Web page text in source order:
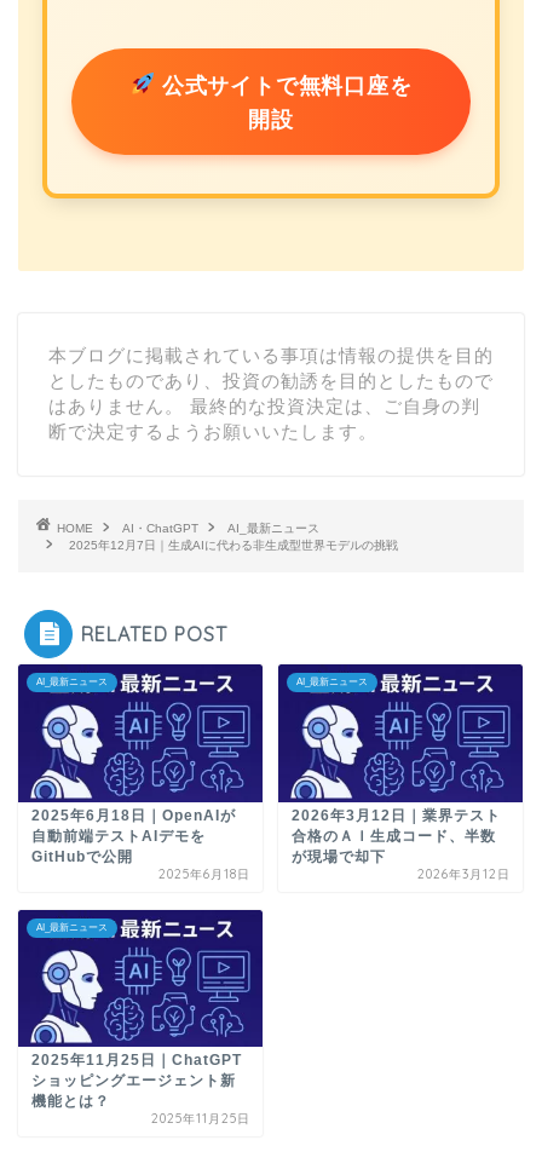
公式サイトで無料口座を
開設
本ブログに掲載されている事項は情報の提供を目的
としたものであり、投資の勧誘を目的としたもので
はありません。 最終的な投資決定は、ご自身の判
断で決定するようお願いいたします。
HOME AI・ChatGPT
AI_最新ニュース
2025年12月7日｜生成AIに代わる非生成型世界モデルの挑戦
RELATED POST
AI_最新ニュース
2025年6月18日｜OpenAIが
自動前端テストAIデモを
GitHubで公開
2025年6月18日
AI_最新ニュース
2026年3月12日｜業界テスト
合格のＡＩ生成コード、半数
が現場で却下
2026年3月12日
AI_最新ニュース
2025年11月25日｜ChatGPT
ショッピングエージェント新
機能とは？
2025年11月25日